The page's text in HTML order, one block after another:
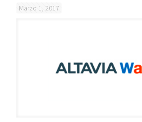
Marzo 1, 2017